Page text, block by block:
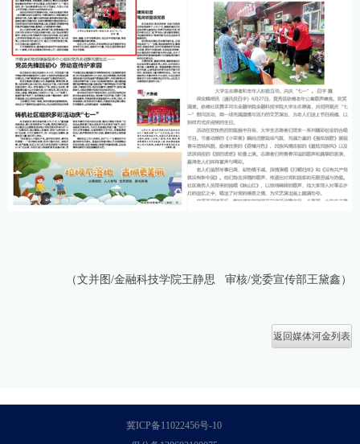
（文并图/金融科技学院王静思 审核/党委宣传部王黛鑫）
返回媒体河金列表
冀ICP备11022456号-10